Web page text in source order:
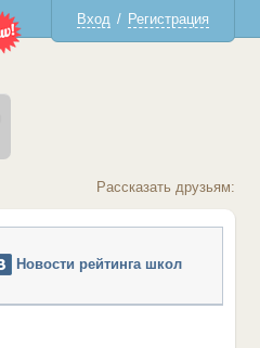
Вход / Регистрация
Рассказать друзьям:
Новости рейтинга школ